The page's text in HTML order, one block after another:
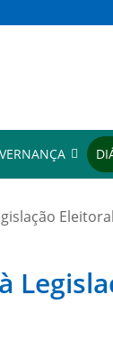
Eleitoral